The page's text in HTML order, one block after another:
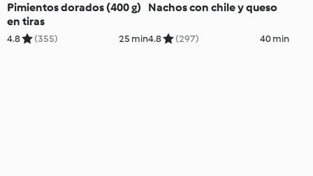
Pimientos dorados (400 g)
en tiras
4.8 (355) 25 min
Nachos con chile y queso
4.8 (297) 40 min